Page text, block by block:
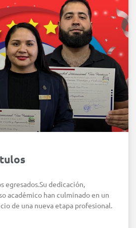
egresados.Su dedicación,
académico han culminado en un
de una nueva etapa profesional.